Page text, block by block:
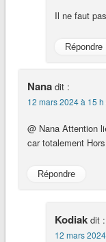
Il ne faut
Répondre
Nana dit :
12 mars 2024 à 15 h
@ Nana Attention
car totalement
Répondre
Kodiak dit :
12 mars